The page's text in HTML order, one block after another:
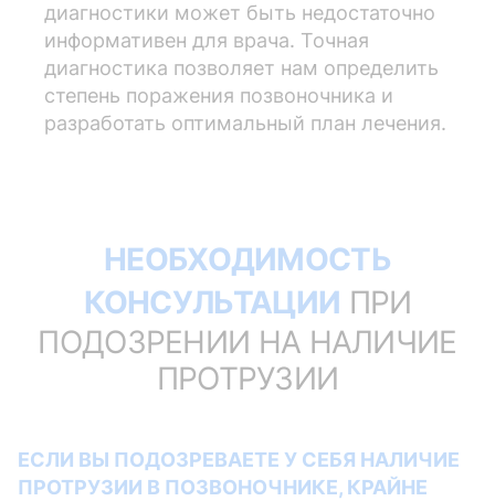
диагностики может быть недостаточно
информативен для врача. Точная
диагностика позволяет нам определить
степень поражения позвоночника и
разработать оптимальный план лечения.
НЕОБХОДИМОСТЬ
КОНСУЛЬТАЦИИ ПРИ
ПОДОЗРЕНИИ НА НАЛИЧИЕ
ПРОТРУЗИИ
ЕСЛИ ВЫ ПОДОЗРЕВАЕТЕ У СЕБЯ НАЛИЧИЕ
ПРОТРУЗИИ В ПОЗВОНОЧНИКЕ, КРАЙНЕ